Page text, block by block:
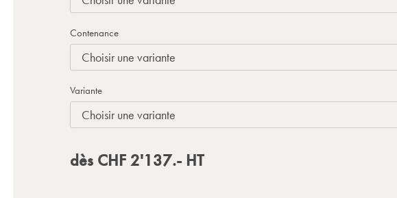
Contenance
Variante
dès CHF2'137.- HT